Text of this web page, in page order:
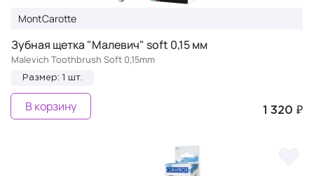
MontCarotte
Зубная щетка "Малевич" soft 0,15 мм
Mаlevich Toothbrush Soft 0,15mm
Размер: 1 шт.
1 320 ₽
В корзину